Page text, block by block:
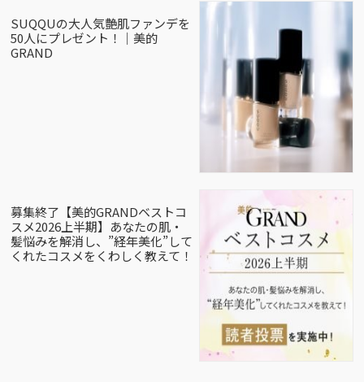
SUQQUの大人気艶肌ファンデを
50人にプレゼント！｜美的
GRAND
募集終了【美的GRANDベストコ
スメ2026上半期】あなたの肌・
髪悩みを解消し、”経年美化”して
くれたコスメをくわしく教えて！